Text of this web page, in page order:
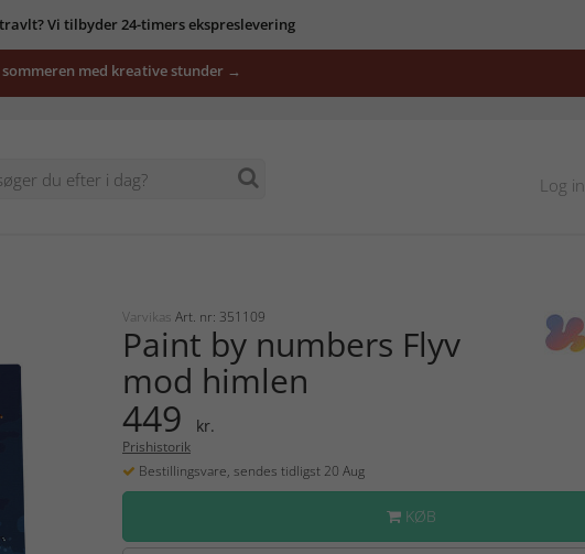
Vi tilbyder 24-timers ekspreslevering
sommeren med kreative stunder →
Log in
Varvikas Art. nr: 351109
Paint by numbers Flyv
mod himlen
449 kr.
Prishistorik
Bestillingsvare, sendes tidligst 20 Aug
KØB